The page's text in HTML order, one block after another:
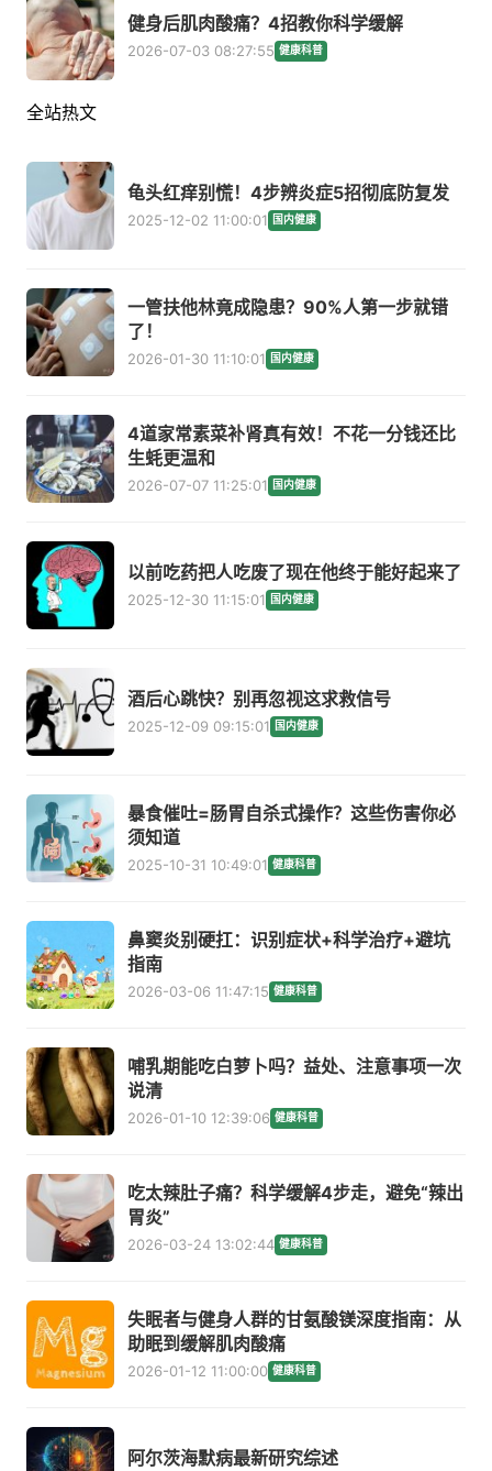
健身后肌肉酸痛？4招教你科学缓解
2026-07-03 08:27:55 健康科普
全站热文
龟头红痒别慌！4步辨炎症5招彻底防复发
2025-12-02 11:00:01 国内健康
一管扶他林竟成隐患？90%人第一步就错
了！
2026-01-30 11:10:01 国内健康
4道家常素菜补肾真有效！不花一分钱还比
生蚝更温和
2026-07-07 11:25:01 国内健康
以前吃药把人吃废了现在他终于能好起来了
2025-12-30 11:15:01 国内健康
酒后心跳快？别再忽视这求救信号
2025-12-09 09:15:01 国内健康
暴食催吐=肠胃自杀式操作？这些伤害你必
须知道
2025-10-31 10:49:01 健康科普
鼻窦炎别硬扛：识别症状+科学治疗+避坑
指南
2026-03-06 11:47:15 健康科普
哺乳期能吃白萝卜吗？益处、注意事项一次
说清
2026-01-10 12:39:06 健康科普
吃太辣肚子痛？科学缓解4步走，避免“辣出
胃炎”
2026-03-24 13:02:44 健康科普
失眠者与健身人群的甘氨酸镁深度指南：从
助眠到缓解肌肉酸痛
2026-01-12 11:00:00 健康科普
阿尔茨海默病最新研究综述